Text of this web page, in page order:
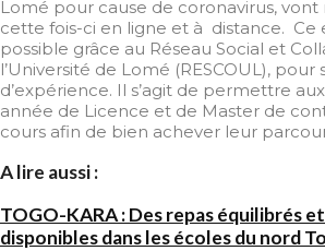
Lomé pour cause de coronavirus,
cette fois-ci en ligne et à distance. Ce
possible grâce au Réseau Social et
l’Université de Lomé (RESCOUL), pour
d’expérience. Il s’agit de permettre
année de Licence et de Master de
cours afin de bien achever leur
A lire aussi :
TOGO-KARA : Des repas équilibrés
disponibles dans les écoles du nord